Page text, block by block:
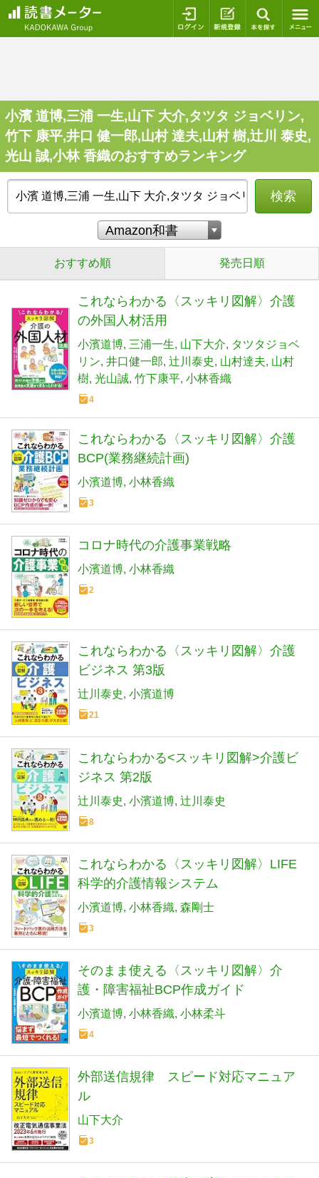
ログイン 新規登録
小濱 道博,三浦 一生,山下 大介,タツタ ジョベリン,
竹下 康平,井口 健一郎,山村 達夫,山村 樹,辻川 泰史,
光山 誠,小林 香織のおすすめランキング
検索
おすすめ順 発売日順
これならわかる〈スッキリ図解〉介護
の外国人材活用
小濱道博 三浦一生 山下大介
タツタジョベ
リン 井口健一郎 辻󠄀川泰史 山村達夫 山村
樹 光山誠 竹下康平 小林香織
4
これならわかる〈スッキリ図解〉介護
BCP(業務継続計画)
小濱道博 小林香織
3
コロナ時代の介護事業戦略
小濱道博 小林香織
2
これならわかる〈スッキリ図解〉介護
ビジネス 第3版
辻川泰史 小濱道博
21
これならわかる<スッキリ図解>介護ビ
ジネス 第2版
辻川泰史 小濱道博 辻川泰史
8
これならわかる〈スッキリ図解〉LIFE
科学的介護情報システム
小濱道博 小林香織 森剛士
3
そのまま使える〈スッキリ図解〉介
護・障害福祉BCP作成ガイド
小濱道博 小林香織 小林柔斗
4
外部送信規律 スピード対応マニュア
ル
山下大介
3